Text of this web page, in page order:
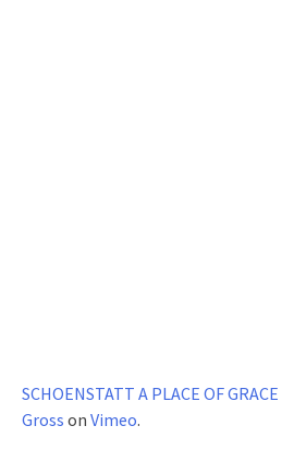
SCHOENSTATT A PLACE OF GRACE
Gross on Vimeo.